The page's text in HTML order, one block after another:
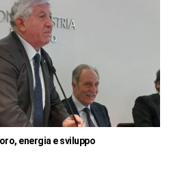
energia e sviluppo